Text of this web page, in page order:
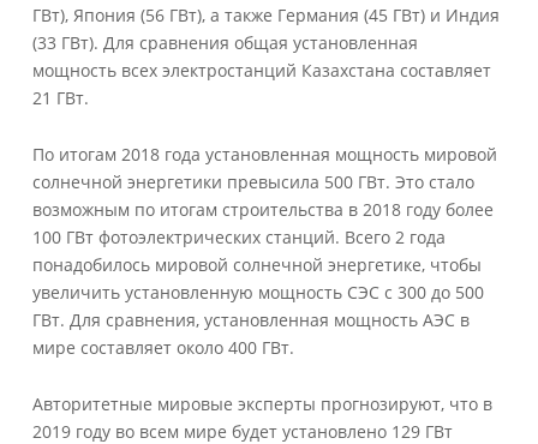
ГВт), Япония (56 ГВт), а также Германия (45 ГВт) и Индия
(33 ГВт). Для сравнения общая установленная
мощность всех электростанций Казахстана составляет
21 ГВт.
По итогам 2018 года установленная мощность мировой
солнечной энергетики превысила 500 ГВт. Это стало
возможным по итогам строительства в 2018 году более
100 ГВт фотоэлектрических станций. Всего 2 года
понадобилось мировой солнечной энергетике, чтобы
увеличить установленную мощность СЭС с 300 до 500
ГВт. Для сравнения, установленная мощность АЭС в
мире составляет около 400 ГВт.
Авторитетные мировые эксперты прогнозируют, что в
2019 году во всем мире будет установлено 129 ГВт